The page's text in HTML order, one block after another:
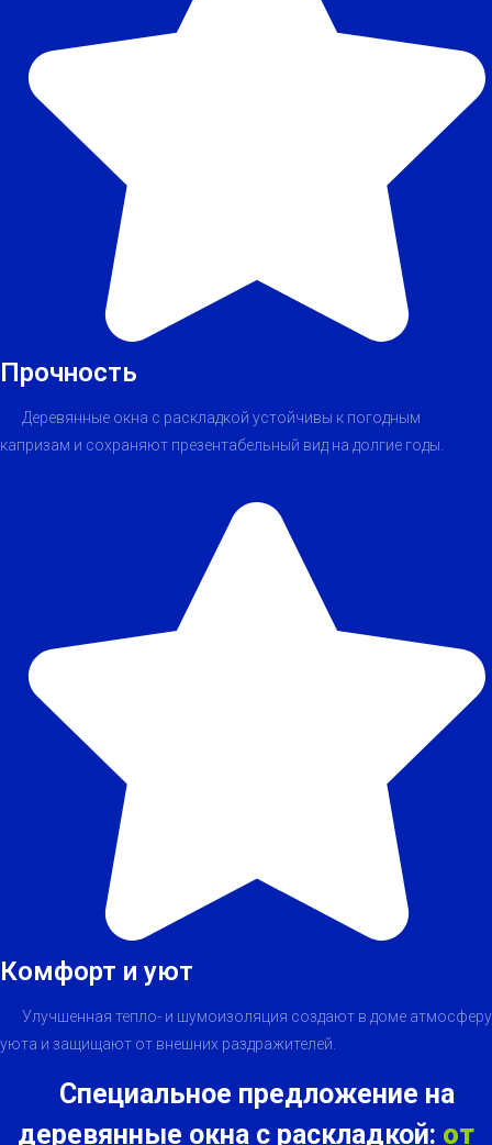
Прочность
Деревянные окна с раскладкой устойчивы к погодным
капризам и сохраняют презентабельный вид на долгие годы.
Комфорт и уют
Улучшенная тепло- и шумоизоляция создают в доме атмосферу
уюта и защищают от внешних раздражителей.
Специальное предложение на
деревянные окна с раскладкой: от